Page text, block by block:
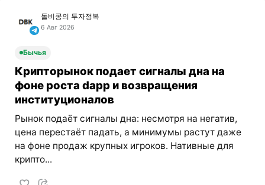
돌비콩의 투자정복
6 Авг 2026
Бычья
Крипторынок подает сигналы дна на
фоне роста dapp и возвращения
институционалов
Рынок подаёт сигналы дна: несмотря на негатив,
цена перестаёт падать, а минимумы растут даже
на фоне продаж крупных игроков. Нативные для
крипто...